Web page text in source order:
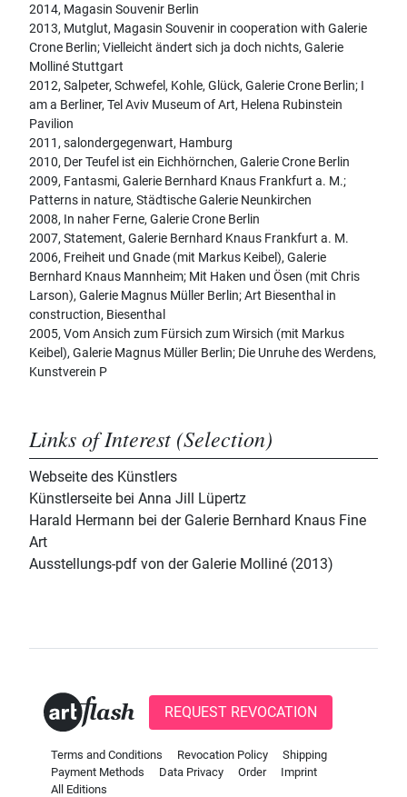
2014, Magasin Souvenir Berlin
2013, Mutglut, Magasin Souvenir in cooperation with Galerie
Crone Berlin; Vielleicht ändert sich ja doch nichts, Galerie
Molliné Stuttgart
2012, Salpeter, Schwefel, Kohle, Glück, Galerie Crone Berlin; I
am a Berliner, Tel Aviv Museum of Art, Helena Rubinstein
Pavilion
2011, salondergegenwart, Hamburg
2010, Der Teufel ist ein Eichhörnchen, Galerie Crone Berlin
2009, Fantasmi, Galerie Bernhard Knaus Frankfurt a. M.;
Patterns in nature, Städtische Galerie Neunkirchen
2008, In naher Ferne, Galerie Crone Berlin
2007, Statement, Galerie Bernhard Knaus Frankfurt a. M.
2006, Freiheit und Gnade (mit Markus Keibel), Galerie
Bernhard Knaus Mannheim; Mit Haken und Ösen (mit Chris
Larson), Galerie Magnus Müller Berlin; Art Biesenthal in
construction, Biesenthal
2005, Vom Ansich zum Fürsich zum Wirsich (mit Markus
Keibel), Galerie Magnus Müller Berlin; Die Unruhe des Werdens,
Kunstverein P
Links of Interest (Selection)
Webseite des Künstlers
Künstlerseite bei Anna Jill Lüpertz
Harald Hermann bei der Galerie Bernhard Knaus Fine
Art
Ausstellungs-pdf von der Galerie Molliné (2013)
REQUEST REVOCATION
Terms and Conditions Revocation Policy
Shipping
Payment Methods
Data Privacy Order
Imprint
All Editions